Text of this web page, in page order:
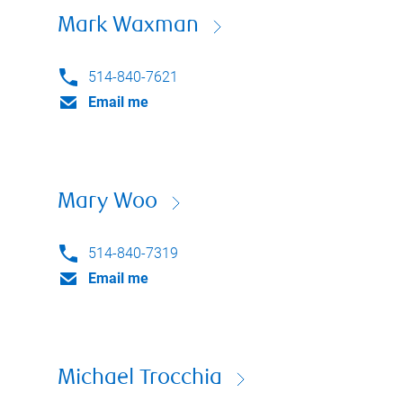
Mark Waxman
514-840-7621
Email me
Mary Woo
514-840-7319
Email me
Michael Trocchia